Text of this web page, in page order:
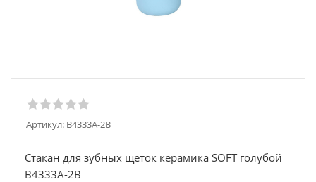
Артикул: В4333А-2В
Стакан для зубных щеток керамика SOFT голубой
В4333А-2В